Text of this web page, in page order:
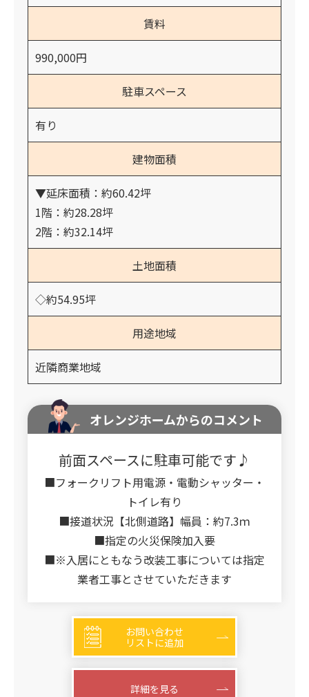
賃料
990,000円
駐車スペース
有り
建物面積
▼延床面積：約60.42坪
1階：約28.28坪
2階：約32.14坪
土地面積
◇約54.95坪
用途地域
近隣商業地域
オレンジホームからのコメント
前面スペースに駐車可能です♪
■フォークリフト用電源・電動シャッター・
トイレ有り
■接道状況【北側道路】幅員：約7.3ｍ
■指定の火災保険加入要
■※入居にともなう改装工事については指定
業者工事とさせていただきます
お問い合わせ
リストに追加
詳細を見る